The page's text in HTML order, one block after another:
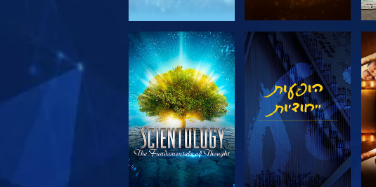
בדוק את הסדרה צפה